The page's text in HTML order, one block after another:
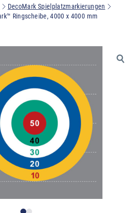
DecoMark Spielplatzmarkierungen
Ringscheibe, 4000 x 4000 mm